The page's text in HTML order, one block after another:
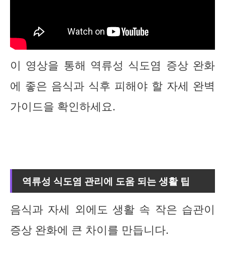
이 영상을 통해 역류성 식도염 증상 완화
에 좋은 음식과 식후 피해야 할 자세 완벽
가이드을 확인하세요.
역류성 식도염 관리에 도움 되는 생활 팁
음식과 자세 외에도 생활 속 작은 습관이
증상 완화에 큰 차이를 만듭니다.